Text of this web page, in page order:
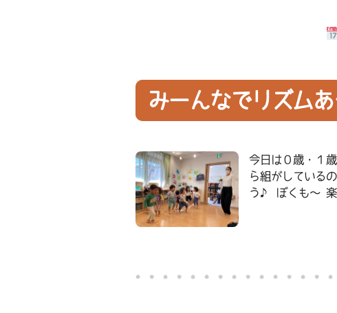
みーんなでリズム
今日は０歳・１
ら組がしている
う♪ ぼくも～ 楽